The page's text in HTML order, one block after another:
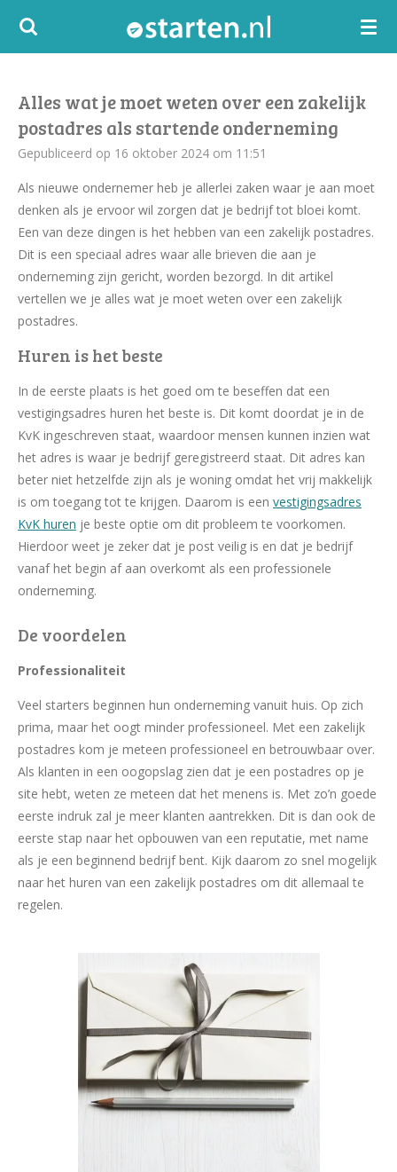
Ga
hoofdinhoud
Alles wat je moet weten over een zakelijk
postadres als startende onderneming
Gepubliceerd op 16 oktober 2024 om 11:51
Als nieuwe ondernemer heb je allerlei zaken waar je aan moet
denken als je ervoor wil zorgen dat je bedrijf tot bloei komt.
Een van deze dingen is het hebben van een zakelijk postadres.
Dit is een speciaal adres waar alle brieven die aan je
onderneming zijn gericht, worden bezorgd. In dit artikel
vertellen we je alles wat je moet weten over een zakelijk
postadres.
Huren is het beste
In de eerste plaats is het goed om te beseffen dat een
vestigingsadres huren het beste is. Dit komt doordat je in de
KvK ingeschreven staat, waardoor mensen kunnen inzien wat
het adres is waar je bedrijf geregistreerd staat. Dit adres kan
beter niet hetzelfde zijn als je woning omdat het vrij makkelijk
is om toegang tot te krijgen. Daarom is een vestigingsadres
KvK huren je beste optie om dit probleem te voorkomen.
Hierdoor weet je zeker dat je post veilig is en dat je bedrijf
vanaf het begin af aan overkomt als een professionele
onderneming.
De voordelen
Professionaliteit
Veel starters beginnen hun onderneming vanuit huis. Op zich
prima, maar het oogt minder professioneel. Met een zakelijk
postadres kom je meteen professioneel en betrouwbaar over.
Als klanten in een oogopslag zien dat je een postadres op je
site hebt, weten ze meteen dat het menens is. Met zo’n goede
eerste indruk zal je meer klanten aantrekken. Dit is dan ook de
eerste stap naar het opbouwen van een reputatie, met name
als je een beginnend bedrijf bent. Kijk daarom zo snel mogelijk
naar het huren van een zakelijk postadres om dit allemaal te
regelen.